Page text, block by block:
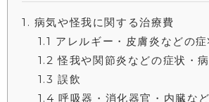
1
病気や怪我に関する治療費
1.1 アレルギー・皮膚炎などの
1.2 怪我や関節炎などの症状・
1.3 誤飲
1.4 呼吸器・消化器官・内臓な